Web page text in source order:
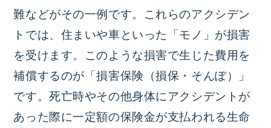
難などがその一例です。これらのアクシデン
トでは、住まいや車といった「モノ」が損害
を受けます。このような損害で生じた費用を
補償するのが「損害保険（損保・そんぽ）」
です。死亡時やその他身体にアクシデントが
あった際に一定額の保険金が支払われる生命